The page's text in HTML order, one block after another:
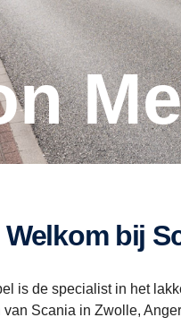
Welkom bij
is de specialist in het
Scania in Zwolle,